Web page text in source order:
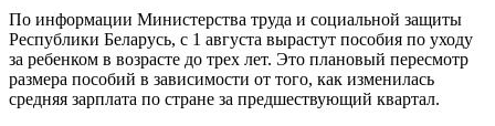
По информации Министерства труда и социальной защиты
Республики Беларусь, с 1 августа вырастут пособия по уходу
за ребенком в возрасте до трех лет. Это плановый пересмотр
размера пособий в зависимости от того, как изменилась
средняя зарплата по стране за предшествующий квартал.